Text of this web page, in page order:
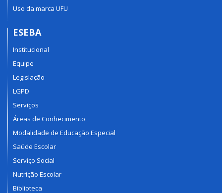
Uso da marca UFU
ESEBA
Institucional
Equipe
Legislação
LGPD
Serviços
Áreas de Conhecimento
Modalidade de Educação Especial
Saúde Escolar
Serviço Social
Nutrição Escolar
Biblioteca